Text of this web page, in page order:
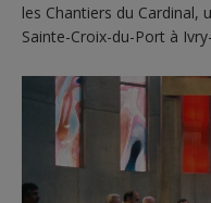
les Chantiers du Cardinal,
Sainte-Croix-du-Port à